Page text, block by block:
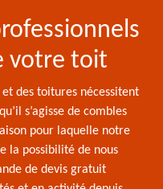
votre toit
et des toitures nécessitent
s’agisse de combles
pour laquelle notre
la possibilité de nous
de devis gratuit